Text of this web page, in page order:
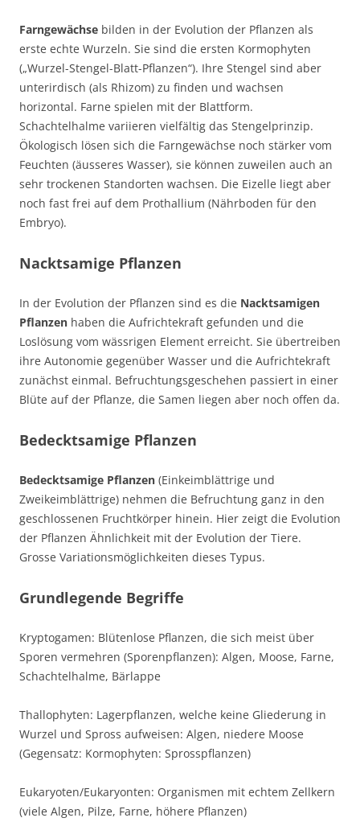
Farngewächse bilden in der Evolution der Pflanzen als
erste echte Wurzeln. Sie sind die ersten Kormophyten
(„Wurzel-Stengel-Blatt-Pflanzen“). Ihre Stengel sind aber
unterirdisch (als Rhizom) zu finden und wachsen
horizontal. Farne spielen mit der Blattform.
Schachtelhalme variieren vielfältig das Stengelprinzip.
Ökologisch lösen sich die Farngewächse noch stärker vom
Feuchten (äusseres Wasser), sie können zuweilen auch an
sehr trockenen Standorten wachsen. Die Eizelle liegt aber
noch fast frei auf dem Prothallium (Nährboden für den
Embryo).
Nacktsamige Pflanzen
In der Evolution der Pflanzen sind es die Nacktsamigen
Pflanzen haben die Aufrichtekraft gefunden und die
Loslösung vom wässrigen Element erreicht. Sie übertreiben
ihre Autonomie gegenüber Wasser und die Aufrichtekraft
zunächst einmal. Befruchtungsgeschehen passiert in einer
Blüte auf der Pflanze, die Samen liegen aber noch offen da.
Bedecktsamige Pflanzen
Bedecktsamige Pflanzen (Einkeimblättrige und
Zweikeimblättrige) nehmen die Befruchtung ganz in den
geschlossenen Fruchtkörper hinein. Hier zeigt die Evolution
der Pflanzen Ähnlichkeit mit der Evolution der Tiere.
Grosse Variationsmöglichkeiten dieses Typus.
Grundlegende Begriffe
Kryptogamen: Blütenlose Pflanzen, die sich meist über
Sporen vermehren (Sporenpflanzen): Algen, Moose, Farne,
Schachtelhalme, Bärlappe
Thallophyten: Lagerpflanzen, welche keine Gliederung in
Wurzel und Spross aufweisen: Algen, niedere Moose
(Gegensatz: Kormophyten: Sprosspflanzen)
Eukaryoten/Eukaryonten: Organismen mit echtem Zellkern
(viele Algen, Pilze, Farne, höhere Pflanzen)